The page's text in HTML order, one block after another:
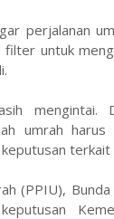
perjalanan
untuk
umrah
(PPIU),